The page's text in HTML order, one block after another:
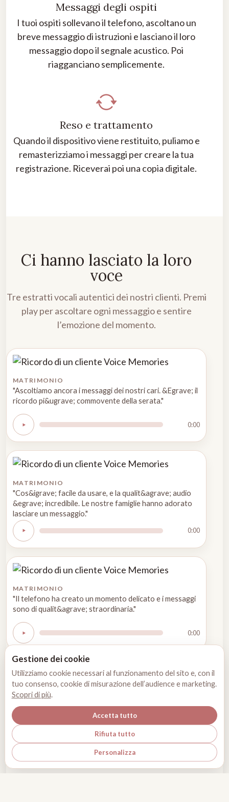
Messaggi degli ospiti
I tuoi ospiti sollevano il telefono, ascoltano un
breve messaggio di istruzioni e lasciano il loro
messaggio dopo il segnale acustico. Poi
riagganciano semplicemente.
Reso e trattamento
Quando il dispositivo viene restituito, puliamo e
remasterizziamo i messaggi per creare la tua
registrazione. Riceverai poi una copia digitale.
Ci hanno lasciato la loro
voce
Tre estratti vocali autentici dei nostri clienti. Premi
play per ascoltare ogni messaggio e sentire
l’emozione del momento.
MATRIMONIO
"Ascoltiamo ancora i messaggi dei nostri cari. &Egrave; il
ricordo pi&ugrave; commovente della serata."
0:00
MATRIMONIO
"Cos&igrave; facile da usare, e la qualit&agrave; audio
&egrave; incredibile. Le nostre famiglie hanno adorato
lasciare un messaggio."
0:00
MATRIMONIO
"Il telefono ha creato un momento delicato e i messaggi
sono di qualit&agrave; straordinaria."
0:00
Gestione dei cookie
Utilizziamo cookie necessari al funzionamento del sito e, con il
tuo consenso, cookie di misurazione dell’audience e marketing.
Scopri di più.
Accetta tutto
Rifiuta tutto
Personalizza